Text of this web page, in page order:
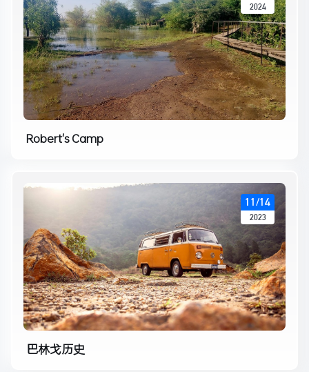
Robert's Camp
2024
巴林戈历史
11/14
2023